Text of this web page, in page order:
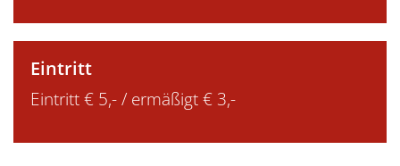
Eintritt
Eintritt € 5,- / ermäßigt € 3,-